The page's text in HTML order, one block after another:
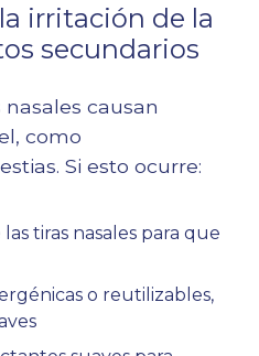
irritación de la
secundarios
nasales causan
como
Si esto ocurre:
tiras nasales para que
o reutilizables,